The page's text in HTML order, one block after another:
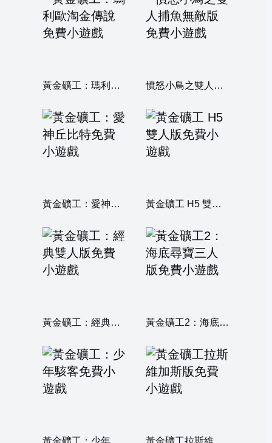
黃金礦工：瑪利歐淘金傳說 憤怒小鳥之雙人捕魚無敵版
黃金礦工：愛神丘比特 黃金礦工 H5 雙人版
黃金礦工：經典雙人版 黃金礦工2：海底尋寶三人版
黃金礦工：少年駭客 黃金礦工拉斯維加斯版